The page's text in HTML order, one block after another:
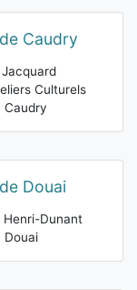
Caudry
Jacquard
Culturels
Caudry
Douai
Henri-Dunant
Douai